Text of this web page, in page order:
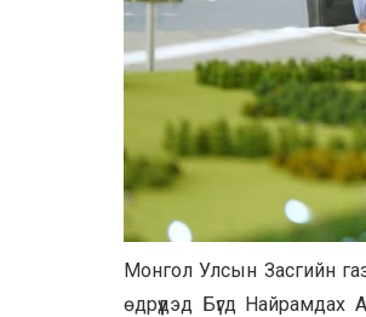
Монгол Улсын Засгийн
өдрүүдэд Бүгд